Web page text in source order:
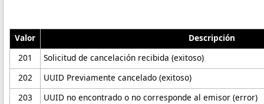
Valor
Descripción
201
Solicitud de cancelación recibida (exitoso)
202
UUID Previamente cancelado (exitoso)
203
UUID no encontrado o no corresponde al emisor (error)